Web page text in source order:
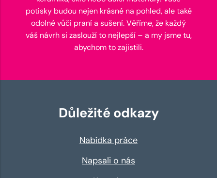
potisky budou nejen krásné na pohled, ale také
odolné vůči praní a sušení. Věříme, že každý
váš návrh si zaslouží to nejlepší – a my jsme tu,
abychom to zajistili.
Důležité odkazy
Nabídka práce
Napsali o nás